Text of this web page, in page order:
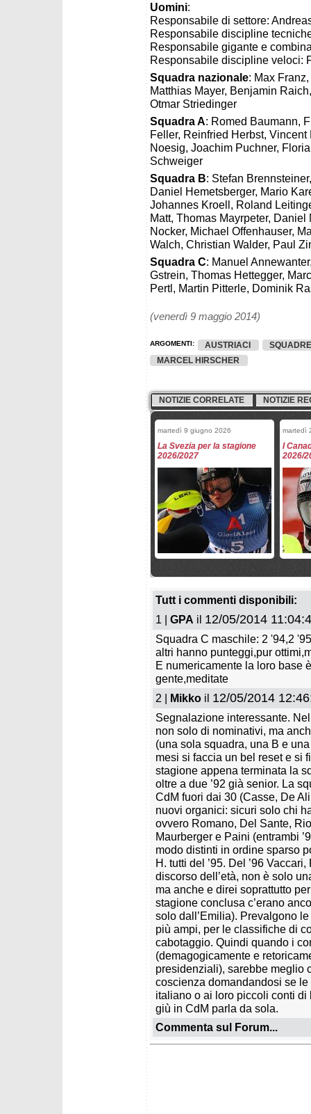
Uomini:
Responsabile di settore:
Responsabile discipline
Responsabile gigante e
Responsabile discipline veloci:
Squadra nazionale: Max
Matthias Mayer, Benjamin
Otmar Striedinger
Squadra A: Romed Baumann,
Feller, Reinfried Herbst,
Noesig, Joachim Puchner,
Schweiger
Squadra B: Stefan
Daniel Hemetsberger, Mario
Johannes Kroell, Roland
Matt, Thomas Mayrpeter,
Nocker, Michael Offenhauser,
Walch, Christian Walder, Paul
Squadra C: Manuel
Gstrein, Thomas Hettegger,
Pertl, Martin Pitterle, Dominik
(venerdì 9 maggio 2014)
ARGOMENTI: AUSTRIACI
MARCEL HIRSCHER
NOTIZIE CORRELATE NOTIZIE
martedì 9 giugno 2026
La Svezia per la stagione
2026/2027
martedì
I
2026/
per stagione 2026/2027
2026/
Francesi e Finlandesi per il
2026/2027
La
2026/
Tutt i commenti disponibili:
1 | GPA il 12/05/2014
Squadra C maschile: 2 '94,2
altri hanno punteggi,pur
E numericamente la loro base
gente,meditate
2 | Mikko il 12/05/2014
Segnalazione interessante.
non solo di nominativi, ma
(una sola squadra, una B e
mesi si faccia un bel reset e si
stagione appena terminata la
oltre a due ’92 già senior. La
CdM fuori dai 30 (Casse, De
nuovi organici: sicuri solo chi
ovvero Romano, Del Sante,
Maurberger e Paini (entrambi
modo distinti in ordine sparso
H. tutti del ’95. Del ’96
discorso dell’età, non è solo
ma anche e direi soprattutto
stagione conclusa c’erano
solo dall’Emilia). Prevalgono
più ampi, per le classifiche di
cabotaggio. Quindi quando i
(demagogicamente e
presidenziali), sarebbe meglio
coscienza domandandosi se
italiano o ai loro piccoli conti di
giù in CdM parla da sola.
Commenta sul Forum...